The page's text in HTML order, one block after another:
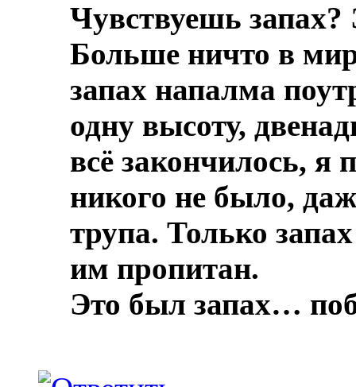
Чувствуешь
Больше ничто в
запах напалма
одну высоту,
всё закончилось, я
никого не было,
трупа. Только
им пропитан.
Это был запах…